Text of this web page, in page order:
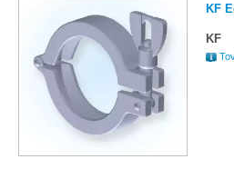
KF
KF